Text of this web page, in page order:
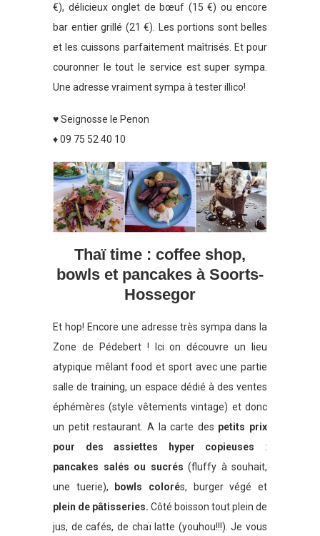
€), délicieux onglet de bœuf (15 €) ou encore
bar entier grillé (21 €). Les portions sont belles
et les cuissons parfaitement maîtrisés. Et pour
couronner le tout le service est super sympa.
Une adresse vraiment sympa à tester illico!
♥ Seignosse le Penon
♦ 09 75 52 40 10
Thaï time : coffee shop,
bowls et pancakes à Soorts-
Hossegor
Et hop! Encore une adresse très sympa dans la
Zone de Pédebert ! Ici on découvre un lieu
atypique mêlant food et sport avec une partie
salle de training, un espace dédié à des ventes
éphémères (style vêtements vintage) et donc
un petit restaurant. A la carte des petits prix
pour des assiettes hyper copieuses :
pancakes salés ou sucrés (fluffy à souhait,
une tuerie),
bowls colorés, burger végé et
plein de pâtisseries. Côté boisson tout plein de
jus, de cafés, de chaï latte (youhou!!!). Je vous